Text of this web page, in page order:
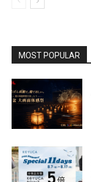
MOST POPULAR